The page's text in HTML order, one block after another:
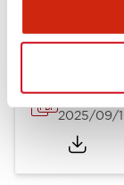
Flush
2025/09/